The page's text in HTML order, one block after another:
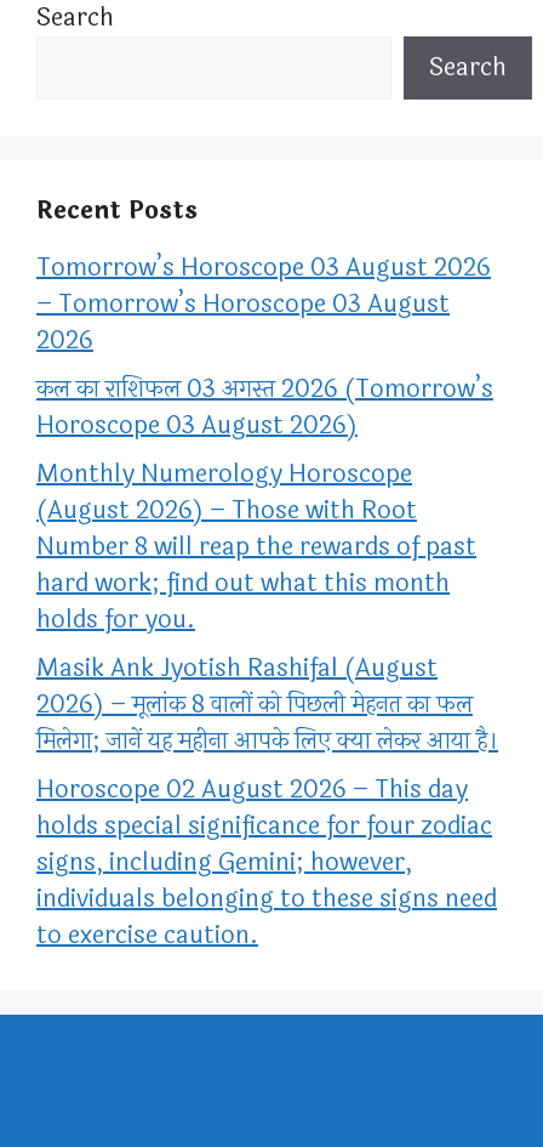
Search
Search
Recent Posts
Tomorrow’s Horoscope 03 August 2026
– Tomorrow’s Horoscope 03 August
2026
कल का राशिफल 03 अगस्त 2026 (Tomorrow’s
Horoscope 03 August 2026)
Monthly Numerology Horoscope
(August 2026) – Those with Root
Number 8 will reap the rewards of past
hard work; find out what this month
holds for you.
Masik Ank Jyotish Rashifal (August
2026) – मूलांक 8 वालों को पिछली मेहनत का फल
मिलेगा; जानें यह महीना आपके लिए क्या लेकर आया है।
Horoscope 02 August 2026 – This day
holds special significance for four zodiac
signs, including Gemini; however,
individuals belonging to these signs need
to exercise caution.